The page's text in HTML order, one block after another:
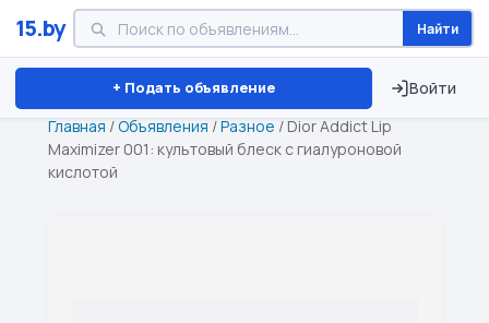
15.by Найти
+ Подать объявление Войти
Минск Витебск Брест ⏱ ТОЛЬКО 15 ДНЕЙ
Главная /Объявления /Разное / Dior Addict Lip
Maximizer 001: культовый блеск с гиалуроновой
кислотой